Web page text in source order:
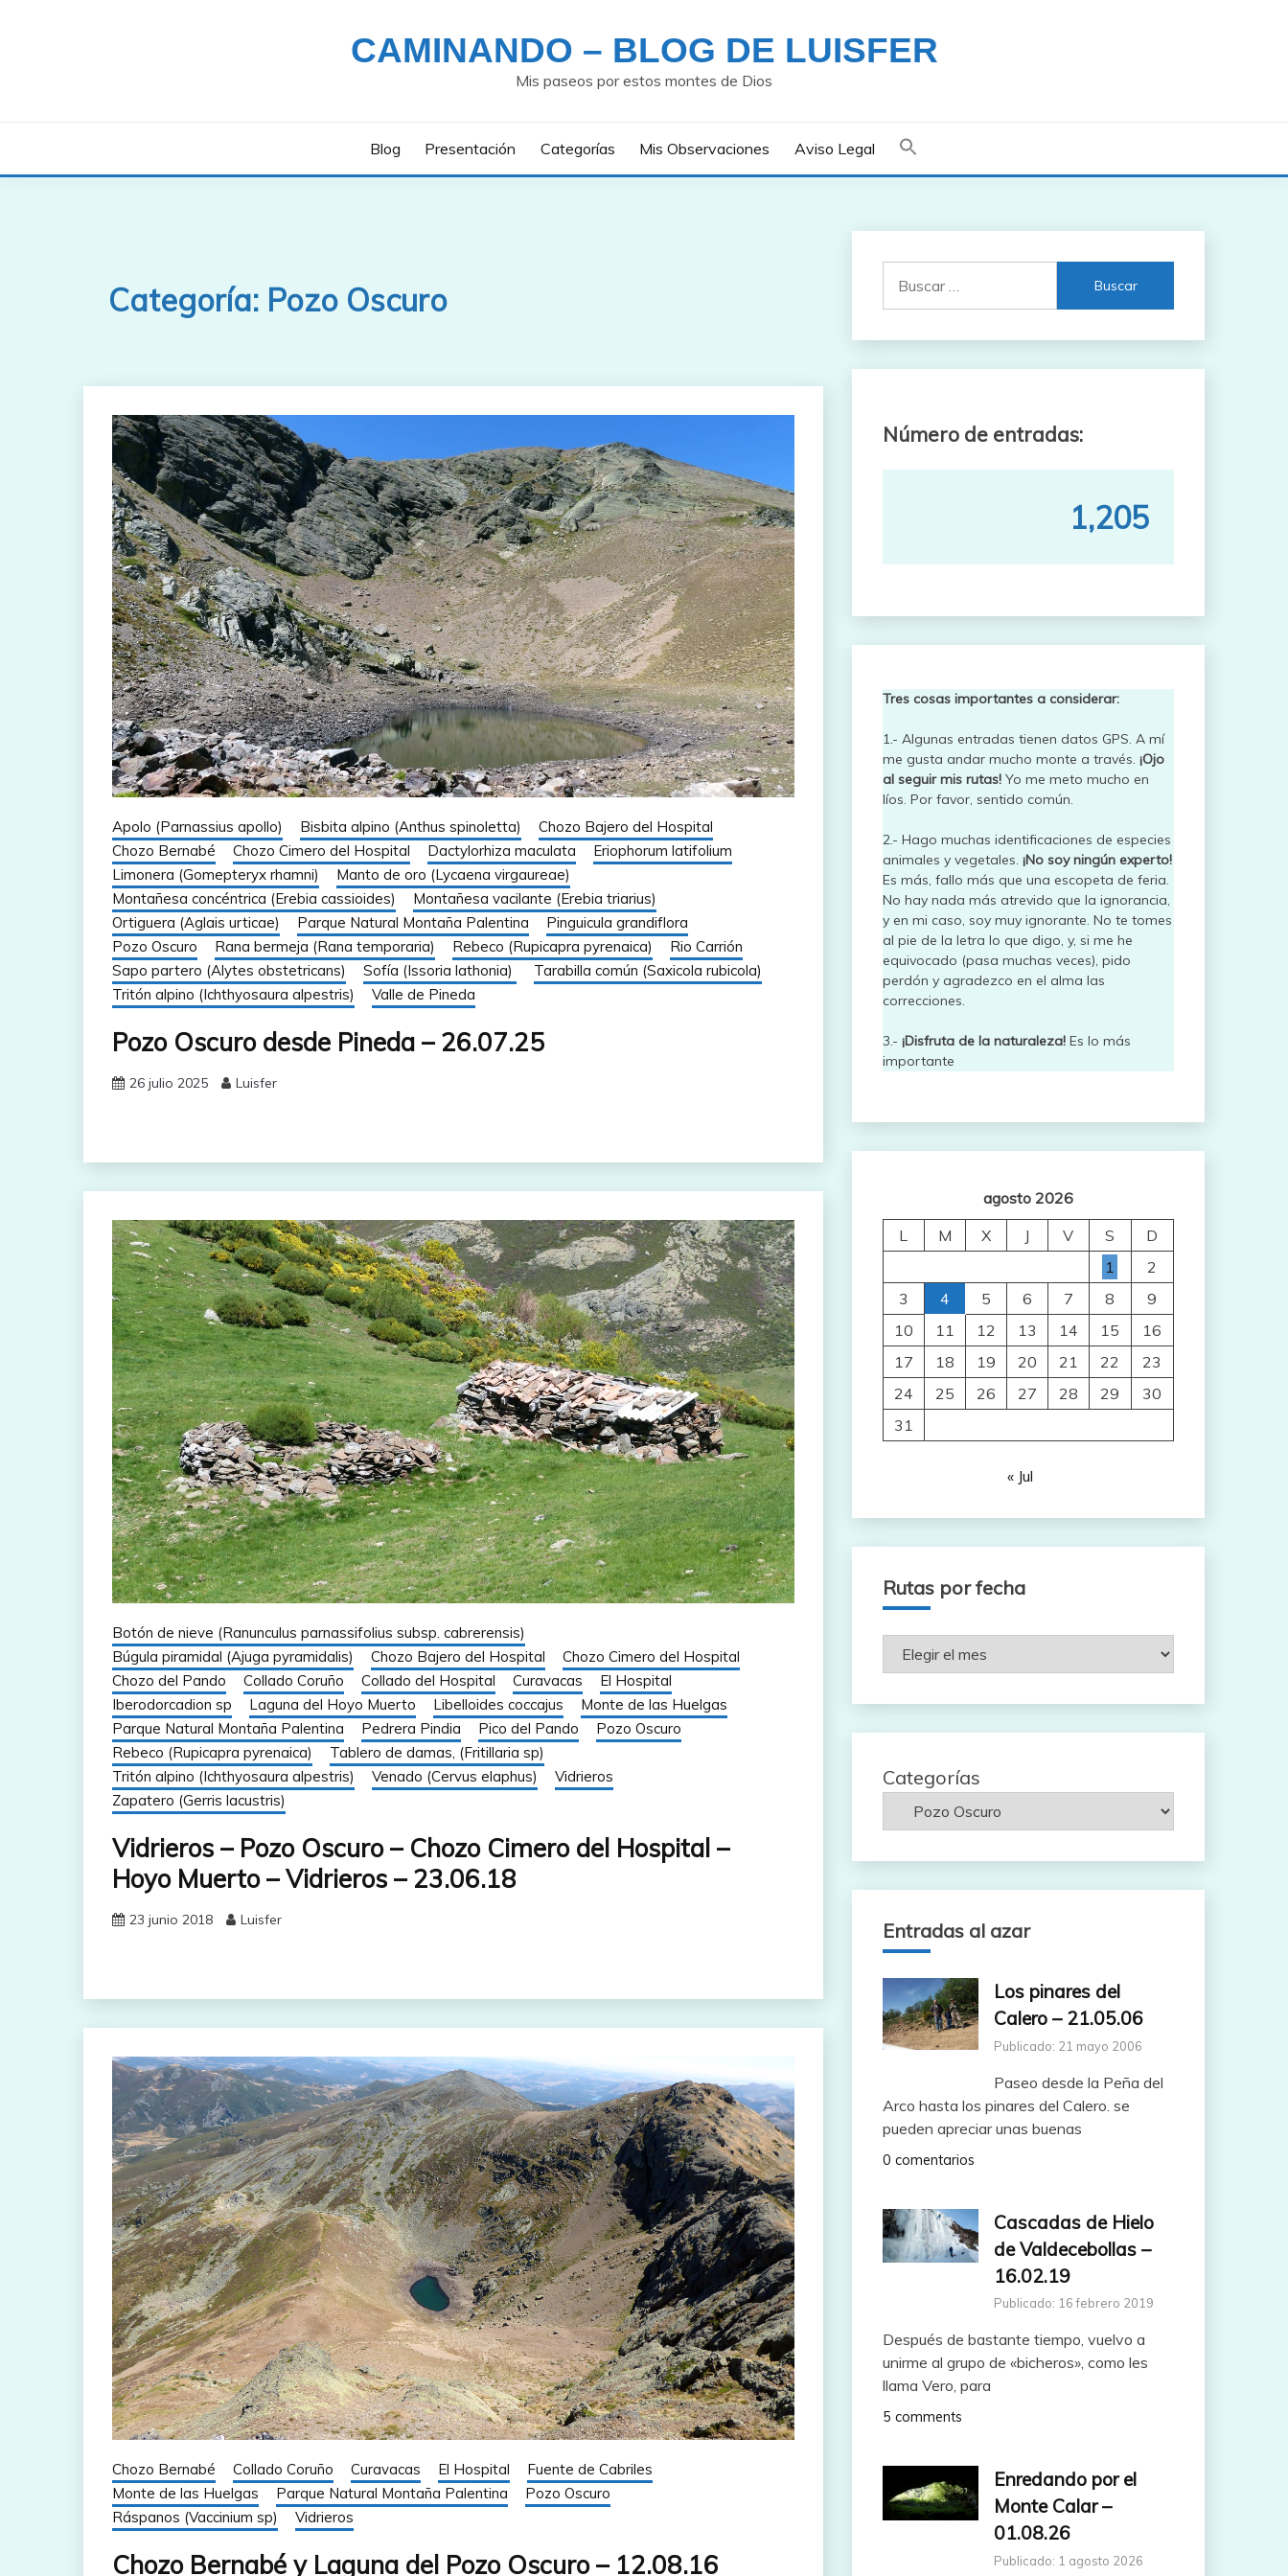
CAMINANDO – BLOG DE LUISFER
Mis paseos por estos montes de Dios
Blog Presentación Categorías Mis Observaciones Aviso Legal
Categoría: Pozo Oscuro
Apolo (Parnassius apollo) Bisbita alpino (Anthus spinoletta)
Chozo Bajero del Hospital
Chozo Bernabé
Chozo Cimero del Hospital Dactylorhiza maculata
Eriophorum latifolium
Limonera (Gomepteryx rhamni)
Manto de oro (Lycaena virgaureae)
Montañesa concéntrica (Erebia cassioides)
Montañesa vacilante (Erebia triarius)
Ortiguera (Aglais urticae)
Parque Natural Montaña Palentina
Pinguicula grandiflora
Pozo Oscuro
Rana bermeja (Rana temporaria) Rebeco (Rupicapra pyrenaica)
Rio Carrión
Sapo partero (Alytes obstetricans)
Sofía (Issoria lathonia)
Tarabilla común (Saxicola rubicola)
Tritón alpino (Ichthyosaura alpestris)
Valle de Pineda
Pozo Oscuro desde Pineda – 26.07.25
26 julio 2025 Luisfer
Botón de nieve (Ranunculus parnassifolius subsp. cabrerensis)
Búgula piramidal (Ajuga pyramidalis)
Chozo Bajero del Hospital
Chozo Cimero del Hospital
Chozo del Pando
Collado Coruño Collado del Hospital Curavacas
El Hospital
Iberodorcadion sp
Laguna del Hoyo Muerto Libelloides coccajus
Monte de las Huelgas
Parque Natural Montaña Palentina
Pedrera Pindia Pico del Pando
Pozo Oscuro
Rebeco (Rupicapra pyrenaica)
Tablero de damas, (Fritillaria sp)
Tritón alpino (Ichthyosaura alpestris)
Venado (Cervus elaphus)
Vidrieros
Zapatero (Gerris lacustris)
Vidrieros – Pozo Oscuro – Chozo Cimero del Hospital –
Hoyo Muerto – Vidrieros – 23.06.18
23 junio 2018 Luisfer
Chozo Bernabé Collado Coruño Curavacas El Hospital
Fuente de Cabriles
Monte de las Huelgas
Parque Natural Montaña Palentina
Pozo Oscuro
Ráspanos (Vaccinium sp)
Vidrieros
Chozo Bernabé y Laguna del Pozo Oscuro – 12.08.16
Número de entradas:
1,205
Tres cosas importantes a considerar:
1.- Algunas entradas tienen datos GPS. A mí
me gusta andar mucho monte a través. ¡Ojo
al seguir mis rutas!Yo me meto mucho en
líos. Por favor, sentido común.
2.- Hago muchas identificaciones de especies
animales y vegetales. ¡No soy ningún experto!
Es más, fallo más que una escopeta de feria.
No hay nada más atrevido que la ignorancia,
y en mi caso, soy muy ignorante. No te tomes
al pie de la letra lo que digo, y, si me he
equivocado (pasa muchas veces), pido
perdón y agradezco en el alma las
correcciones.
3.- ¡Disfruta de la naturaleza!Es lo más
importante
agosto 2026
L
M X J V S
D
1
2
3
4 5 6 7 8
9
10
11 12 13 14 15
16
17
18 19 20 21 22
23
24
25 26 27 28 29
30
31
« Jul
Rutas por fecha
Rutas
Categorías
Entradas al azar
Los pinares del
Calero – 21.05.06
Publicado: 21 mayo 2006
Paseo desde la Peña del
Arco hasta los pinares del Calero. se
pueden apreciar unas buenas
0 comentarios
Cascadas de Hielo
de Valdecebollas –
16.02.19
Publicado: 16 febrero 2019
Después de bastante tiempo, vuelvo a
unirme al grupo de «bicheros», como les
llama Vero, para
5 comments
Enredando por el
Monte Calar –
01.08.26
Publicado: 1 agosto 2026